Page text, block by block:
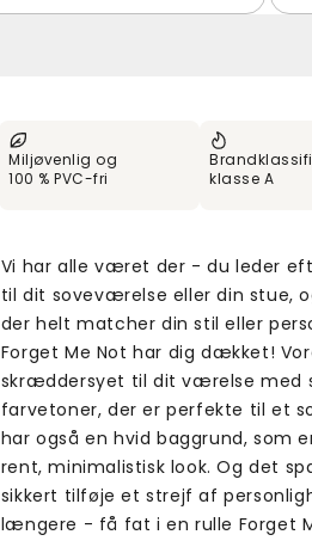
Miljøvenlig og
100 % PVC-fri
klasse A
Vi har alle været der - du leder
til dit soveværelse eller din stue,
der helt matcher din stil eller
Forget Me Not har dig dækket!
skræddersyet til dit værelse med
farvetoner, der er perfekte til et
har også en hvid baggrund, som
rent, minimalistisk look. Og det
sikkert tilføje et strejf af
længere - få fat i en rulle Forget